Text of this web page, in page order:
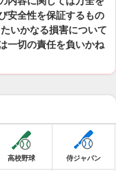
安全性を保証するもの
いかなる損害について
一切の責任を負いかね
高校野球 侍ジャパン